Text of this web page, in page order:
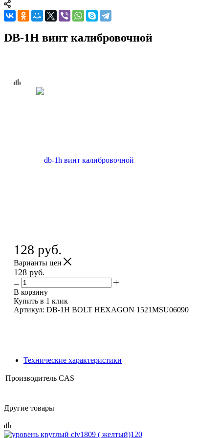
DB-1H винт калибровочной
128 руб.
Варианты цен
128 руб.
В корзину
Купить в 1 клик
Артикул: DB-1H BOLT HEXAGON 1521MSU06090
Технические характеристики
Производитель CAS
Другие товары